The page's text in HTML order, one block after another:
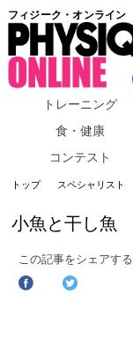
フィジーク・オンライン
トレーニング
食・健康
コンテスト
トップ スペシャリスト
小魚と干し魚
この記事をシェアする